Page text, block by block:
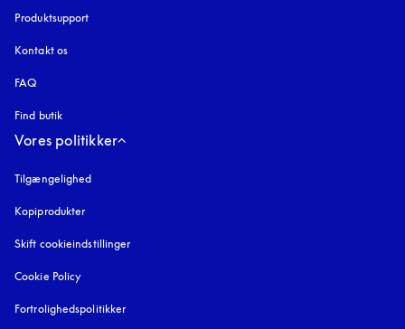
Produktsupport
Kontakt os
FAQ
Find butik
Vores politikker
Tilgængelighed
Kopiprodukter
Skift cookieindstillinger
Cookie Policy
Fortrolighedspolitikker